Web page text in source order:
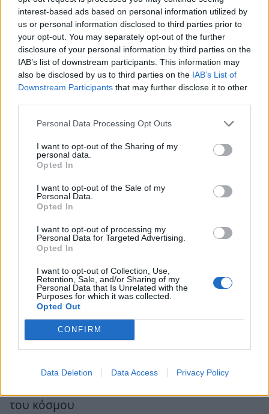
interest-based ads based on personal information utilized by
us or personal information disclosed to third parties prior to
your opt-out. You may separately opt-out of the further
disclosure of your personal information by third parties on the
IAB’s list of downstream participants. This information may
also be disclosed by us to third parties on the IAB’s List of
Downstream Participants that may further disclose it to other
Personal Data Processing Opt Outs
I want to opt-out of the Sharing of my
personal data.
Opted In
I want to opt-out of the Sale of my
Personal Data.
Opted In
I want to opt-out of processing my
Personal Data for Targeted Advertising.
Opted In
I want to opt-out of Collection, Use,
Retention, Sale, and/or Sharing of my
Personal Data that Is Unrelated with the
Purposes for which it was collected.
Opted Out
CONFIRM
Data Deletion Data Access Privacy Policy
Ροή Ειδήσεων
Σαν σήμερα εγκαινιάζεται η γέφυρα Ρίου -
του κόσμου